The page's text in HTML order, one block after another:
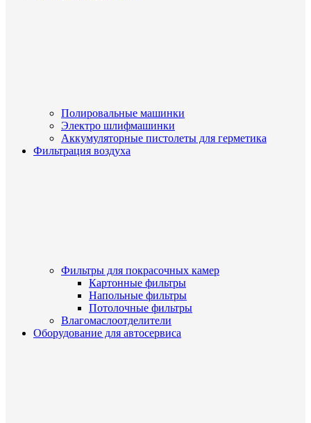
Полировальные машинки
Электро шлифмашинки
Аккумуляторные пистолеты для герметика
Фильтрация воздуха
Фильтры для покрасочных камер
Картонные фильтры
Напольные фильтры
Потолочные фильтры
Влагомаслоотделители
Оборудование для автосервиса